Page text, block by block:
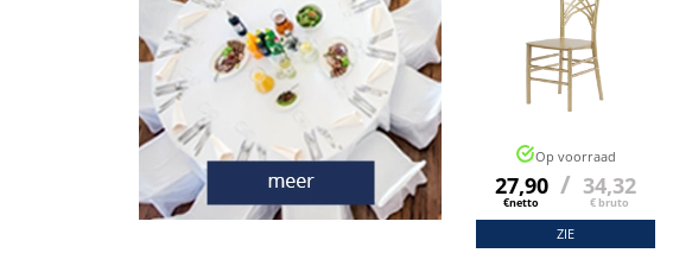
Op voorraad
27,90
€netto
/ 34,32
€ bruto
ZIE